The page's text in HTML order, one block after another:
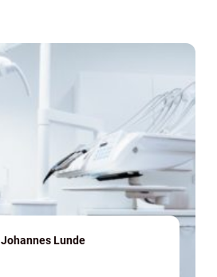
Johannes Lunde